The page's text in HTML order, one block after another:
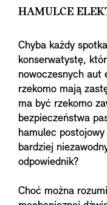
HAMULCE
Chyba każdy
konserwatystę,
nowoczesnych aut
rzekomo mają
ma być rzekomo
bezpieczeństwa
hamulec
bardziej
odpowiednik?
Choć można